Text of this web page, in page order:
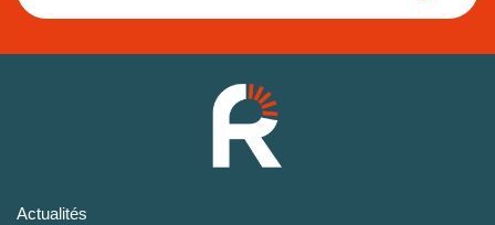
Actualités